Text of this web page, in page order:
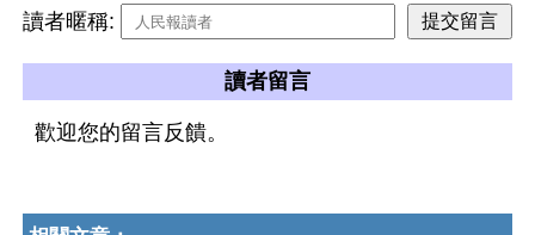
讀者暱稱:
讀者留言
歡迎您的留言反饋。